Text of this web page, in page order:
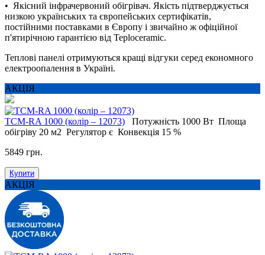
• Якісний інфрачервоний обігрівач. Якість підтверджується
низкою українських та європейських сертифікатів,
постійними поставками в Європу і звичайно ж офіційної
п'ятирічною гарантією від Teploceramic.
Теплові панелі отримуються кращі відгуки серед економного
електроопалення в Україні.
АКЦІЯ
ТСМ-RA 1000 (колір – 12073) Потужність 1000 Вт Площа
обігріву 20 м2 Регулятор є Конвекція 15 %
5849 грн.
Купити
АКЦІЯ